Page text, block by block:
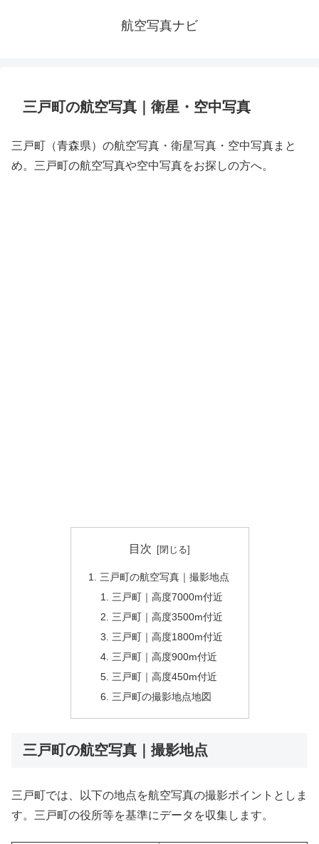
航空写真ナビ
三戸町の航空写真｜衛星・空中写真
三戸町（青森県）の航空写真・衛星写真・空中写真まと
め。三戸町の航空写真や空中写真をお探しの方へ。
目次
三戸町の航空写真｜撮影地点
三戸町｜高度7000m付近
三戸町｜高度3500m付近
三戸町｜高度1800m付近
三戸町｜高度900m付近
三戸町｜高度450m付近
三戸町の撮影地点地図
三戸町の航空写真｜撮影地点
三戸町では、以下の地点を航空写真の撮影ポイントとしま
す。三戸町の役所等を基準にデータを収集します。